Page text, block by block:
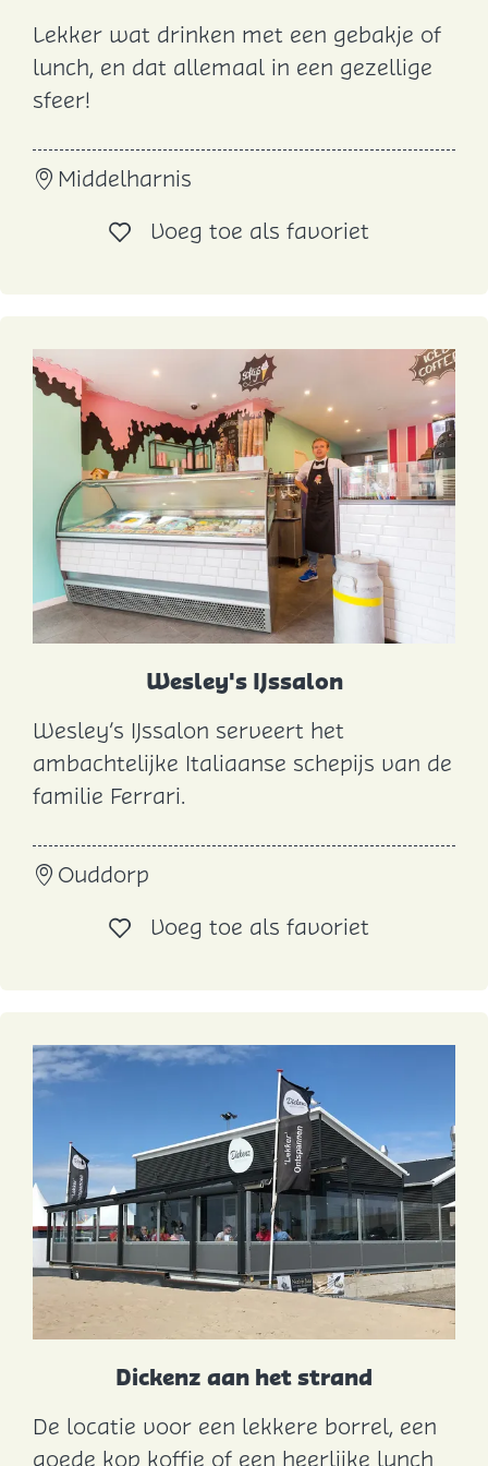
K
o
f
f
i
s
S
Lekker wat drinken met een gebakje of
lunch, en dat allemaal in een gezellige
sfeer!
Middelharnis
Voeg toe als favoriet
Wesley's IJssalon
W
e
s
l
e
J
s
l
o
n
Wesley’s IJssalon serveert het
ambachtelijke Italiaanse schepijs van de
familie Ferrari.
Ouddorp
Voeg toe als favoriet
Dickenz aan het strand
D
De locatie voor een lekkere borrel, een
goede kop koffie of een heerlijke lunch